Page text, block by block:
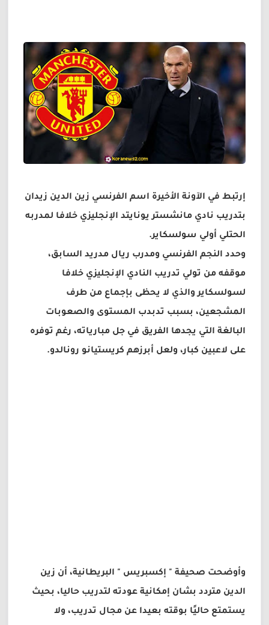
إرتبط في الآونة الأخيرة اسم الفرنسي زين الدين زيدان
بتدريب نادي مانشستر يونايتد الإنجليزي خلافا لمدربه
الحتلي أولي سولسكاير.
وحدد النجم الفرنسي ومدرب ريال مدريد السابق،
موقفه من تولي تدريب النادي الإنجليزي خلافا
لسولسكاير والذي لا يحظى بإجماع من طرف
المشجعين، بسبب تدبدب المستوى والصعوبات
البالغة التي يجدها الفريق في جل مبارياته، رغم توفره
على لاعبين كبار، ولعل أبرزهم كريستيانو رونالدو.
وأوضحت صحيفة " إكسبريس " البريطانية، أن زين
الدين متردد بشان إمكانية عودته لتدريب حاليا، بحيث
يستمتع حاليًا بوقته بعيدا عن مجال تدريب، ولا